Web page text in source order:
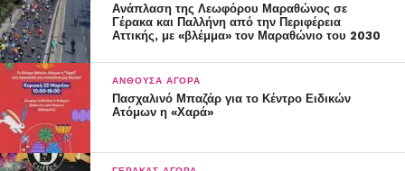
Ανάπλαση της Λεωφόρου Μαραθώνος σε
Γέρακα και Παλλήνη από την Περιφέρεια
Αττικής, με «βλέμμα» τον Μαραθώνιο του 2030
ΑΝΘΟΎΣΑ ΑΓΟΡΆ
Πασχαλινό Μπαζάρ για το Κέντρο Ειδικών
Ατόμων η «Χαρά»